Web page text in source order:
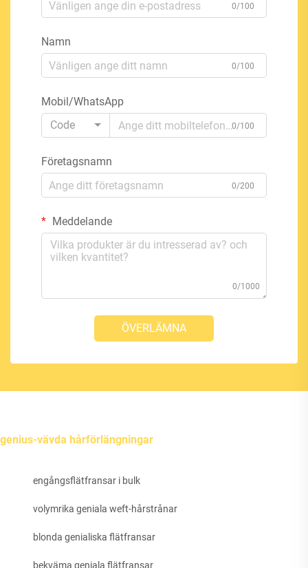
0/100
Namn
0/100
Mobil/WhatsApp
Code
0/100
Företagsnamn
0/200
Meddelande
0/1000
ÖVERLÄMNA
genius-vävda hårförlängningar
engångsflätfransar i bulk
volymrika geniala weft-hårstrånar
blonda genialiska flätfransar
bekväma geniala flätfransar